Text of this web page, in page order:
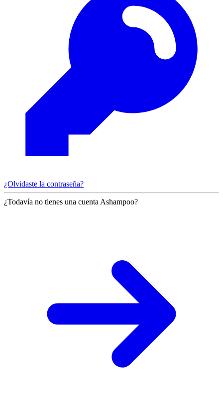
¿Olvidaste la contraseña?
¿Todavía no tienes una cuenta Ashampoo?